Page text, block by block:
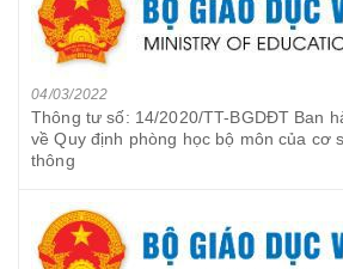
04/03/2022
Thông tư số: 14/2020/TT-BGDĐT Ban
về Quy định phòng học bộ môn của cơ
thông